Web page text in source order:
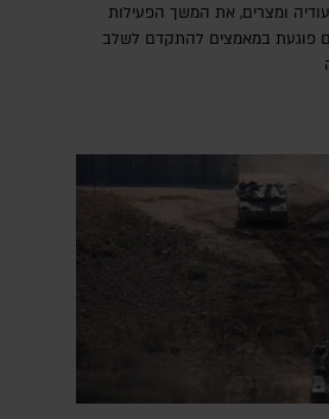
ומצרים, את המשך הפעילות
פוגעת במאמצים להתקדם לשלב